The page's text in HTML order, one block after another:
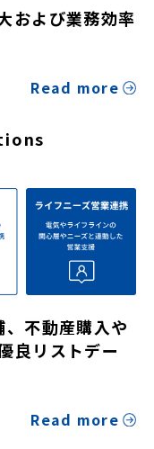
および業務効率
Read more
不動産購入や
良リストデー
Read more